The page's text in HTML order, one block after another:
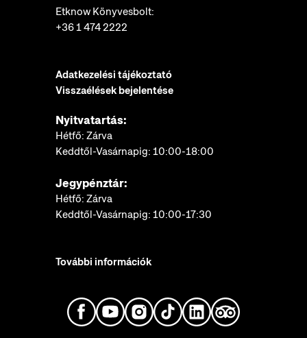
Etknow Könyvesbolt:
+36 1 474 2222
Adatkezelési tájékoztató
Visszaélések bejelentése
Nyitvatartás:
Hétfő: Zárva
Keddtől-Vasárnapig: 10:00-18:00
Jegypénztár:
Hétfő: Zárva
Keddtől-Vasárnapig: 10:00-17:30
További információk